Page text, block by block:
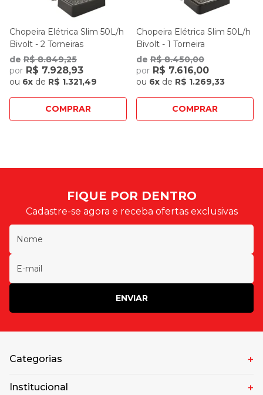
Chopeira Elétrica Slim 50L/h
Bivolt - 2 Torneiras
de R$ 8.849,25
por R$ 7.928,93
ou 6x de R$ 1.321,49
COMPRAR
Chopeira Elétrica Slim 50L/h
Bivolt - 1 Torneira
de R$ 8.450,00
por R$ 7.616,00
ou 6x de R$ 1.269,33
COMPRAR
FIQUE POR DENTRO
Cadastre-se agora e receba ofertas exclusivas
ENVIAR
Categorias
Institucional